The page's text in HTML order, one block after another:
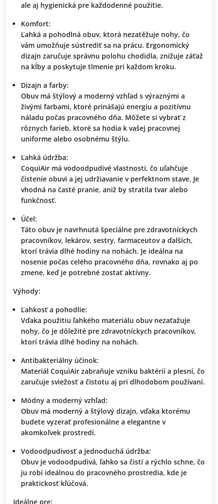
ale aj hygienická pre každodenné použitie.
Komfort:
Ľahká a pohodlná obuv, ktorá nezatěžuje nohy, čo
vám umožňuje sústrediť sa na prácu. Ergonomický
dizajn zaručuje správnu polohu chodidla, znižuje záťaž
na kĺby a poskytuje tlmenie pri každom kroku.
Dizajn a farby:
Obuv má štýlový a moderný vzhľad s výraznými a
živými farbami, ktoré prinášajú energiu a pozitívnu
náladu počas pracovného dňa. Môžete si vybrať z
rôznych farieb, ktoré sa hodia k vašej pracovnej
uniforme alebo osobnému štýlu.
Ľahká údržba:
CoquiAir má vodoodpudivé vlastnosti, čo uľahčuje
čistenie obuvi a jej udržiavanie v perfektnom stave. Je
vhodná na časté pranie, aniž by stratila tvar alebo
funkčnosť.
Účel:
Táto obuv je navrhnutá špeciálne pre zdravotníckych
pracovníkov, lekárov, sestry, farmaceutov a ďalších,
ktorí trávia dlhé hodiny na nohách. Je ideálna na
nosenie počas celého pracovného dňa, rovnako aj po
zmene, keď je potrebné zostať aktívny.
Výhody:
Ľahkosť a pohodlie:
Vďaka použitiu ľahkého materiálu obuv nezaťažuje
nohy, čo je dôležité pre zdravotníckych pracovníkov,
ktorí trávia dlhé hodiny na nohách.
Antibakteriálny účinok:
Materiál CoquiAir zabraňuje vzniku baktérií a plesní, čo
zaručuje sviežosť a čistotu aj pri dlhodobom používaní.
Módny a moderný vzhľad:
Obuv má moderný a štýlový dizajn, vďaka ktorému
budete vyzerať profesionálne a elegantne v
akomkoľvek prostredí.
Vodoodpudivosť a jednoduchá údržba:
Obuv je vodoodpudivá, ľahko sa čistí a rýchlo schne, čo
ju robí ideálnou do pracovného prostredia, kde je
praktickosť kľúčová.
Ideálne pre: